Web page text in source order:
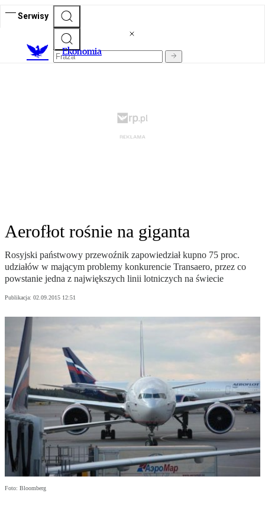
Serwisy
Ekonomia
Aerofłot rośnie na giganta
Rosyjski państwowy przewoźnik zapowiedział kupno 75 proc.
udziałów w mającym problemy konkurencie Transaero, przez co
powstanie jedna z największych linii lotniczych na świecie
Publikacja: 02.09.2015 12:51
Foto: Bloomberg